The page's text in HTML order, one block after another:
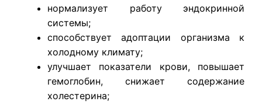
нормализует работу эндокринной
системы;
способствует адоптации организма к
холодному климату;
улучшает показатели крови, повышает
гемоглобин, снижает содержание
холестерина;